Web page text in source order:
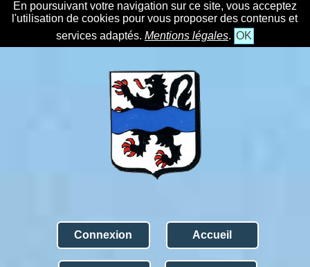
En poursuivant votre navigation sur ce site, vous acceptez
l'utilisation de cookies pour vous proposer des contenus et
services adaptés. Mentions légales. OK
Connexion Accueil